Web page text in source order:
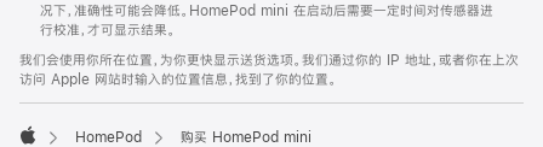
况下，准确性可能会降低。HomePod mini 在启动后需要一定时间对传感器进
行校准，才可显示结果。
我们会使用你所在位置，为你更快显示送货选项。我们通过你的 IP 地址，或者你在上次
访问 Apple 网站时输入的位置信息，找到了你的位置。
HomePod 购买 HomePod mini